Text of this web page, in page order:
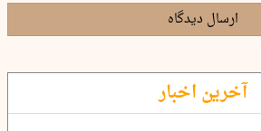
ارسال دیدگاه
آخرین اخبار